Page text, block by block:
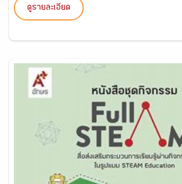
ดูรายละเอียด